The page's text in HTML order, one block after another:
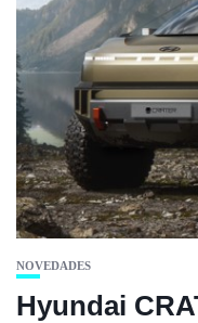
NOVEDADES
Hyundai